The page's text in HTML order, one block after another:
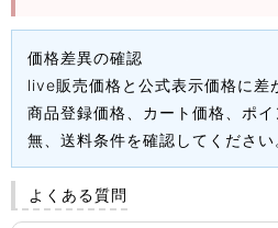
価格差異の確認
live販売価格と公式表示価格に差
商品登録価格、カート価格、ポ
無、送料条件を確認してください
よくある質問